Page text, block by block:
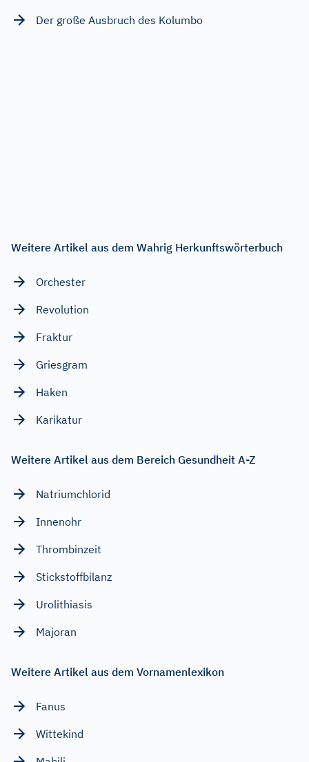
Der große Ausbruch des Kolumbo
Weitere Artikel aus dem Wahrig Herkunftswörterbuch
Orchester
Revolution
Fraktur
Griesgram
Haken
Karikatur
Weitere Artikel aus dem Bereich Gesundheit A-Z
Natriumchlorid
Innenohr
Thrombinzeit
Stickstoffbilanz
Urolithiasis
Majoran
Weitere Artikel aus dem Vornamenlexikon
Fanus
Wittekind